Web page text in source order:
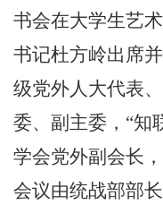
书会在大学生艺
书记杜方岭出席
级党外人大代表
委、副主委，“知
学会党外副会长
会议由统战部部